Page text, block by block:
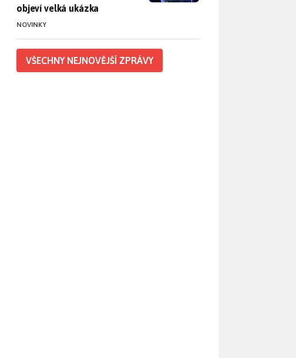
objeví velká ukázka
NOVINKY
VŠECHNY NEJNOVĚJŠÍ ZPRÁVY